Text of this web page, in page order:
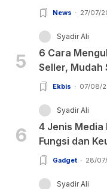
News 27/07/
5
Syadir Ali
6 Cara
Seller, Mudah
Ekbis 07/08/
6
Syadir Ali
4 Jenis
Fungsi dan
Gadget 28/
Syadir Ali